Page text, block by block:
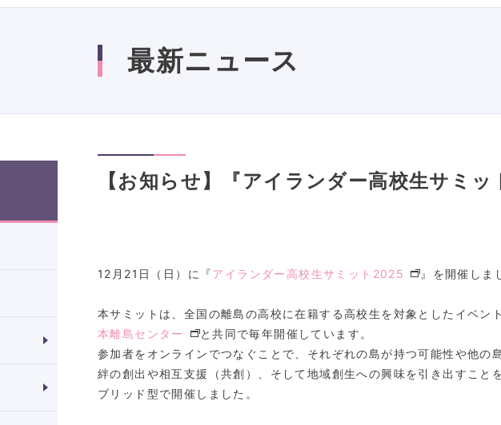
最新ニュース
【お知らせ】『アイランダー高校生サミ
12月21日（日）に『アイランダー高校生サミット2025 』を開催しま
本サミットは、全国の離島の高校に在籍する高校生を対象としたイベン
本離島センター
と共同で毎年開催しています。
参加者をオンラインでつなぐことで、それぞれの島が持つ可能性や他
絆の創出や相互支援（共創）、そして地域創生への興味を引き出すこ
ブリッド型で開催しました。